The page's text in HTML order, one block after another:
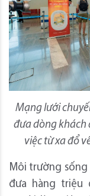
Mạng lưới
đưa dòng khách
việc từ xa đổ
Môi trường
đưa hàng triệu